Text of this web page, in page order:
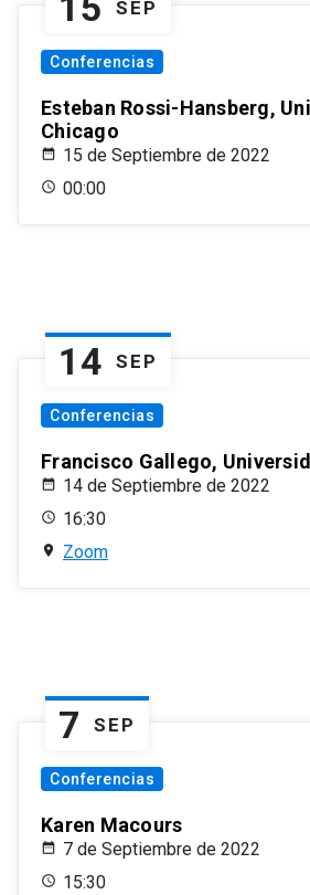
SEP
Conferencias
Esteban Rossi-Hansberg,
Chicago
15 de Septiembre de 2022
00:00
14 SEP
Conferencias
Francisco Gallego,
14 de Septiembre de 2022
16:30
Zoom
7 SEP
Conferencias
Karen Macours
7 de Septiembre de 2022
15:30